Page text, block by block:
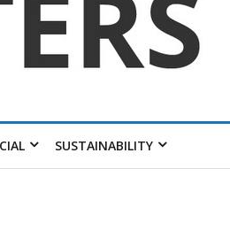
SUSTAINABILITY